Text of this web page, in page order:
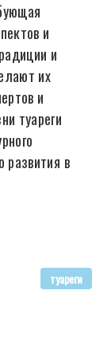
и
и
их
и
туареги
развития в
туареги